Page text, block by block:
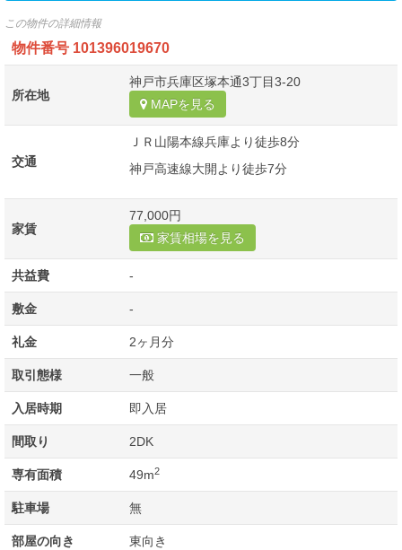
この物件の詳細情報
物件番号 101396019670
所在地
神戸市兵庫区塚本通3丁目3-20
MAPを見る
交通
ＪＲ山陽本線兵庫より徒歩8分
神戸高速線大開より徒歩7分
家賃
77,000円
家賃相場を見る
共益費 -
敷金 -
礼金 2ヶ月分
取引態様 一般
入居時期 即入居
間取り 2DK
専有面積 49m2
駐車場 無
部屋の向き 東向き